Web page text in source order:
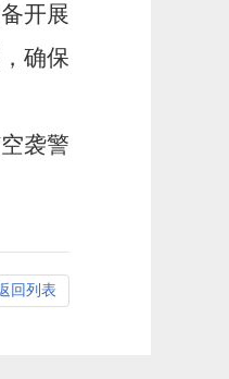
开展
确保
空袭警
回列表